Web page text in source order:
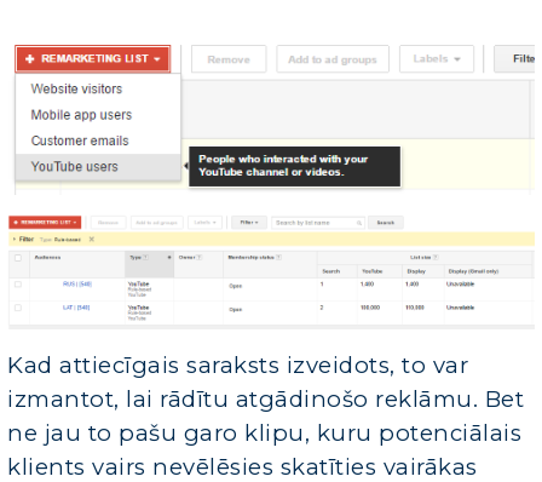
Kad attiecīgais saraksts izveidots, to var
izmantot, lai rādītu atgādinošo reklāmu. Bet
ne jau to pašu garo klipu, kuru potenciālais
klients vairs nevēlēsies skatīties vairākas